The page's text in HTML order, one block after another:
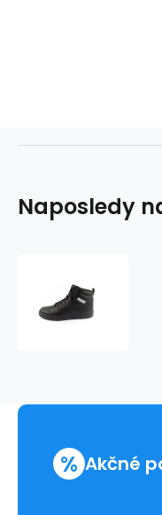
Naposledy
% Akčné